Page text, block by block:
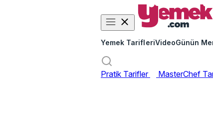
Yemek TarifleriVideoGünün
Pratik Tarifler MasterChef